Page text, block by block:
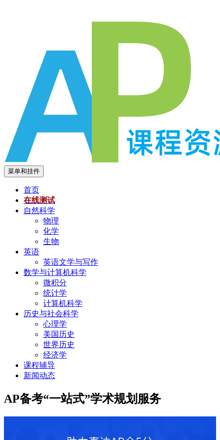
菜单和挂件
首页
在线测试
自然科学
物理
化学
生物
英语
英语文学与写作
数学与计算机科学
微积分
统计学
计算机科学
历史与社会科学
心理学
美国历史
世界历史
经济学
课程辅导
新闻动态
AP备考“一站式”学术规划服务